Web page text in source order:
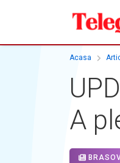
Acasa
A